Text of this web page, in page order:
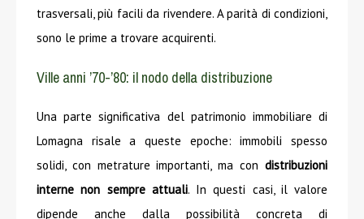
trasversali, più facili da rivendere. A parità di condizioni,
sono le prime a trovare acquirenti.
Ville anni ’70-’80: il nodo della distribuzione
Una parte significativa del patrimonio immobiliare di
Lomagna risale a queste epoche: immobili spesso
solidi, con metrature importanti, ma con distribuzioni
interne non sempre attuali. In questi casi, il valore
dipende anche dalla possibilità concreta di